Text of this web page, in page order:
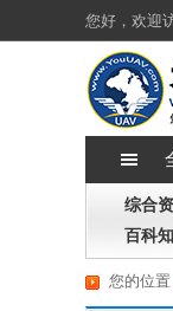
您好， 欢迎
综合
百科
您的位置